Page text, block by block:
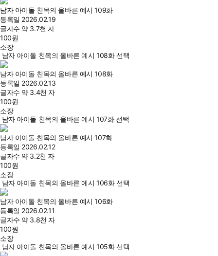
남자 아이돌 친목의 올바른 예시 109화
등록일 2026.02.19
글자수 약 3.7천 자
100원
소장
남자 아이돌 친목의 올바른 예시 108화 선택
남자 아이돌 친목의 올바른 예시 108화
등록일 2026.02.13
글자수 약 3.4천 자
100원
소장
남자 아이돌 친목의 올바른 예시 107화 선택
남자 아이돌 친목의 올바른 예시 107화
등록일 2026.02.12
글자수 약 3.2천 자
100원
소장
남자 아이돌 친목의 올바른 예시 106화 선택
남자 아이돌 친목의 올바른 예시 106화
등록일 2026.02.11
글자수 약 3.8천 자
100원
소장
남자 아이돌 친목의 올바른 예시 105화 선택